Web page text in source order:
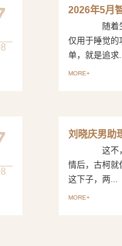
2026年5月
随着生活
仅用于睡觉的
单，就是追求...
MORE+
刘晓庆男助
这不，自
情后，古柯
这下子，两...
MORE+